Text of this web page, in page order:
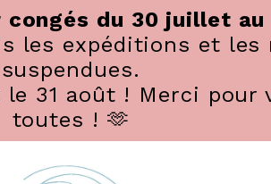
congés du 30 juillet
les expéditions et
suspendues.
31 août ! Merci
toutes ! 🫶